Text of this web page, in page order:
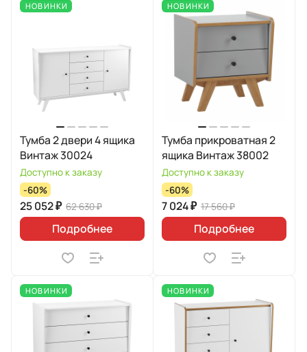
НОВИНКИ
Тумба 2 двери 4 ящика
Винтаж 30024
Доступно к заказу
-60%
25 052 ₽ 62 630 ₽
Подробнее
НОВИНКИ
Тумба прикроватная 2
ящика Винтаж 38002
Доступно к заказу
-60%
7 024 ₽ 17 560 ₽
Подробнее
НОВИНКИ НОВИНКИ